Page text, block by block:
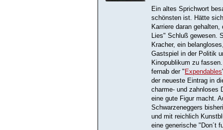
Ein altes Sprichwort
schönsten ist. Hätte
Karriere daran
Lies" Schluß gewesen.
Kracher, ein
Gastspiel in der Politik
Kinopublikum zu
fernab der " Expendables
der neueste Eintrag in
charme- und zahnloses
eine gute Figur macht.
Schwarzeneggers
und mit reichlich
eine generische "Don´t